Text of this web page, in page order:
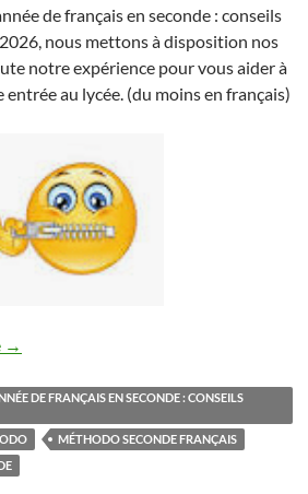
de français en seconde : conseils
nous mettons à disposition nos
notre expérience pour vous aider à
au lycée. (du moins en français)
Comment réussir son année de français
→
DE FRANÇAIS EN SECONDE : CONSEILS
MÉTHODO SECONDE FRANÇAIS